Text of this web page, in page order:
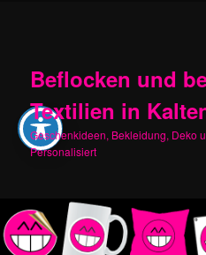
Beflocken und
Textilien in
Geschenkideen, Bekleidung, Deko
Personalisiert